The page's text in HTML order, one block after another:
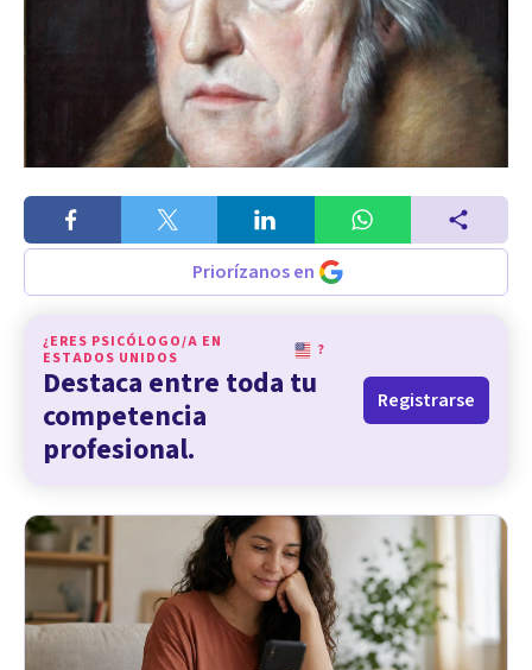
Priorízanos en
¿ERES PSICÓLOGO/A EN
ESTADOS UNIDOS
?
Destaca entre toda tu
competencia
profesional.
Registrarse